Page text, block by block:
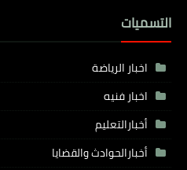
التسميات
اخبار الرياضة
اخبار فنيه
أخبارالتعليم
أخبارالحوادث والقضايا